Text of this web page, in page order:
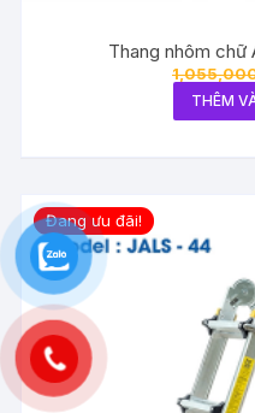
Thang nhôm chữ
THÊM
Đang ưu đãi!